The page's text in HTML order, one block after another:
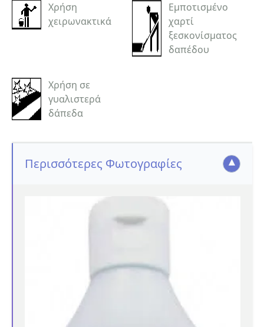
Χρήση
χειρωνακτικά
Εμποτισμένο
χαρτί
ξεσκονίσματος
δαπέδου
Χρήση σε
γυαλιστερά
δάπεδα
Περισσότερες Φωτογραφίες